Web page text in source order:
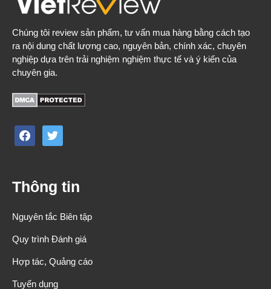
Chúng tôi review sản phẩm, tư vấn mua hàng bằng cách tạo
ra nội dung chất lượng cao, nguyên bản, chính xác, chuyên
nghiệp dựa trên trải nghiệm nghiệm thực tế và ý kiến của
chuyên gia.
facebooktwitter
Thông tin
Nguyên tắc Biên tập
Quy trình Đánh giá
Hợp tác, Quảng cáo
Tuyển dụng